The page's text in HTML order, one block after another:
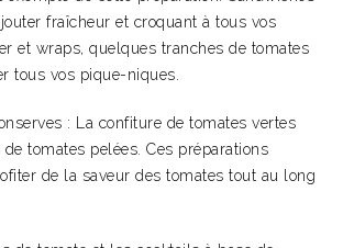
fraîcheur et croquant à tous vos
et wraps, quelques tranches de tomates
tous vos pique-niques.
: La confiture de tomates vertes
tomates pelées. Ces préparations
de la saveur des tomates tout au long